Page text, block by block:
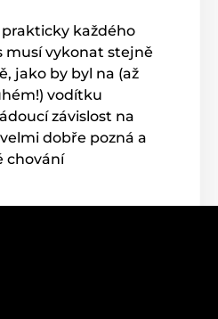
každého
musí vykonat stejně
jako by byl na (až
vodítku
závislost na
dobře pozná a
chování